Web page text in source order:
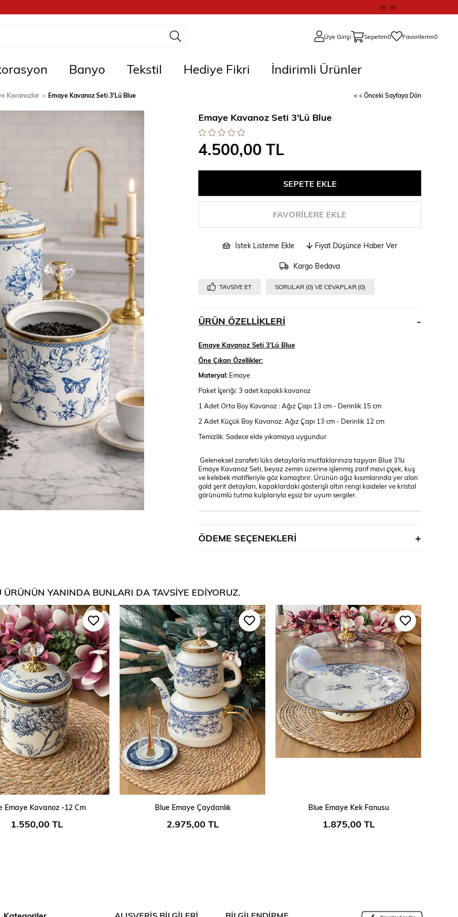
15. Yıl
Üye Girişi Sepetim0 Favorilerim0
Banyo Tekstil Hediye Fikri İndirimli Ürünler
Kavanozlar Emaye Kavanoz Seti 3'Lü Blue < < Önceki Sayfaya Dön
Emaye Kavanoz Seti 3'Lü Blue
4.500,00 TL
FAVORILERE EKLE
İstek Listeme Ekle Fiyat Düşünce Haber Ver
Kargo Bedava
TAVSIYE ET SORULAR (0) VE CEVAPLAR (0)
ÜRÜN ÖZELLIKLERI
Emaye Kavanoz Seti 3'Lü Blue
Öne Çıkan Özellikler:
Materyal: Emaye
Paket İçeriği: 3 adet kapaklı kavanoz
1 Adet Orta Boy Kavanoz : Ağız Çapı 13 cm - Derinlik 15 cm
2 Adet Küçük Boy Kavanoz: Ağız Çapı 13 cm - Derinlik 12 cm
Temizlik: Sadece elde yıkamaya uygundur
Geleneksel zarafeti lüks detaylarla mutfaklarınıza taşıyan Blue 3'lü
Emaye Kavanoz Seti, beyaz zemin üzerine işlenmiş zarif mavi çiçek, kuş
ve kelebek motifleriyle göz kamaştırır. Ürünün ağız kısımlarında yer alan
gold şerit detayları, kapaklardaki gösterişli altın rengi kaideler ve kristal
görünümlü tutma kulplarıyla eşsiz bir uyum sergiler.
ÖDEME SEÇENEKLERI
ÜRÜNÜN YANINDA BUNLARI DA TAVSIYE EDIYORUZ.
Emaye Kavanoz -12 Cm
1.550,00 TL
Blue Emaye Çaydanlık
2.975,00 TL
Blue Emaye Kek Fanusu
1.875,00 TL